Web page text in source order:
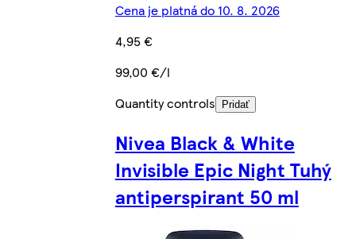
Cena je platná do 10. 8. 2026
4,95 €
99,00 €/l
Quantity controls
Pridať
Nivea Black & White
Invisible Epic Night Tuhý
antiperspirant 50 ml